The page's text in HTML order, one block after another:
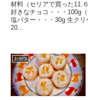
材料（セリアで買った11.
好きなチョコ・・・100g
塩バター・・・30g 生ク
20...
おやつ